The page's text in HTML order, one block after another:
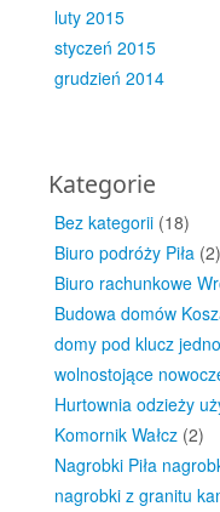
luty 2015
styczeń 2015
grudzień 2014
Kategorie
Bez kategorii (18)
Biuro podróży Piła (2)
Biuro rachunkowe
Budowa domów
domy pod klucz
wolnostojące
Hurtownia odzieży
Komornik Wałcz (2)
Nagrobki Piła
nagrobki z granitu